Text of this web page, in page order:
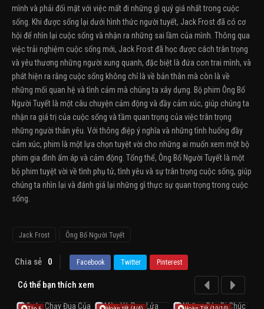
mình và phải đối mặt với việc mất đi những gì quý giá nhất trong cuộc
sống. Khi được sống lại dưới hình thức người tuyết, Jack Frost đã có cơ
hội để nhìn lại cuộc sống và nhận ra những sai lầm của mình. Thông qua
việc trải nghiệm cuộc sống mới, Jack Frost đã học được cách trân trọng
và yêu thương những người xung quanh, đặc biệt là đứa con trai mình, và
phát hiện ra rằng cuộc sống không chỉ là về bản thân mà còn là về
những mối quan hệ và tình cảm mà chúng ta xây dựng. Bộ phim Ông Bố
Người Tuyết là một câu chuyện cảm động và đầy cảm xúc, giúp chúng ta
nhận ra giá trị của cuộc sống và tầm quan trọng của việc trân trọng
những người thân yêu. Với thông điệp ý nghĩa và những tình huống đầy
cảm xúc, phim là một lựa chọn tuyệt vời cho những ai muốn xem một bộ
phim gia đình ấm áp và cảm động. Tổng thể, Ông Bố Người Tuyết là một
bộ phim tuyệt vời về tình phụ tử, tình yêu và sự trân trọng cuộc sống, giúp
chúng ta nhìn lại và đánh giá lại những gì thực sự quan trọng trong cuộc
sống.
Jack Frost Ông Bố Người Tuyết
Chia sẻ 0 Facebook Twitter Pinterest
Có thể bạn thích xem